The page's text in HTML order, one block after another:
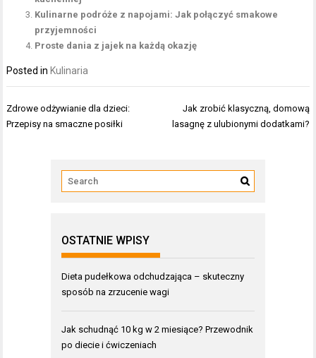
Kulinarne podróże z napojami: Jak połączyć smakowe
przyjemności
Proste dania z jajek na każdą okazję
Posted in Kulinaria
Nawigacja
wpisu
Zdrowe odżywianie dla dzieci:
Przepisy na smaczne posiłki
Jak zrobić klasyczną, domową
lasagnę z ulubionymi dodatkami?
OSTATNIE WPISY
Dieta pudełkowa odchudzająca – skuteczny
sposób na zrzucenie wagi
Jak schudnąć 10 kg w 2 miesiące? Przewodnik
po diecie i ćwiczeniach